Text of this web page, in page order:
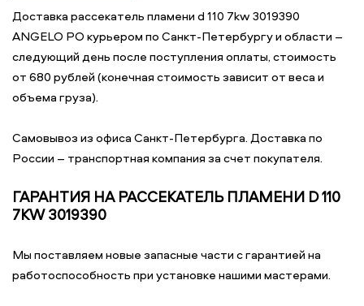
Доставка рассекатель пламени d 110 7kw 3019390
ANGELO PO курьером по Санкт-Петербургу и области –
следующий день после поступления оплаты, стоимость
от 680 рублей (конечная стоимость зависит от веса и
объема груза).
Самовывоз из офиса Санкт-Петербурга. Доставка по
России – транспортная компания за счет покупателя.
ГАРАНТИЯ НА РАССЕКАТЕЛЬ ПЛАМЕНИ D 110
7KW 3019390
Мы поставляем новые запасные части с гарантией на
работоспособность при установке нашими мастерами.